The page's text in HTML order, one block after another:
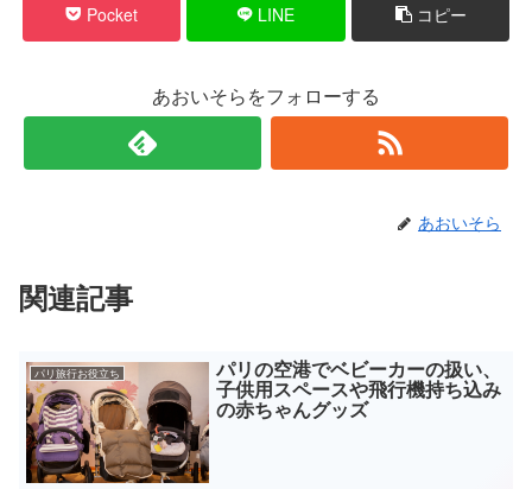
ウ
ィ
ン
き
て
く
だ
し
ウ
ン
)
Pocket LINE コピー
あおいそらをフォローする
あおいそら
関連記事
パリ旅行お役立ち パリの空港でベビーカーの扱い、
子供用スペースや飛行機持ち込み
の赤ちゃんグッズ